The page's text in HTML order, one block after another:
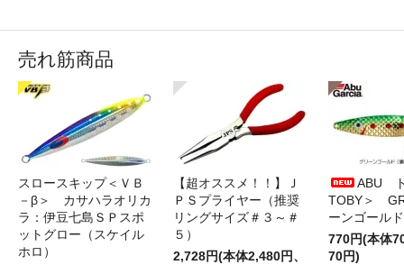
売れ筋商品
スロースキップ＜ＶＢ
－β＞ カサハラオリカ
ラ：伊豆七島ＳＰスポ
ットグロー（スケイル
ホロ）
【超オススメ！！】Ｊ
ＰＳプライヤー（推奨
リングサイズ＃３～＃
５）
2,728円(本体2,480円、
ABU
TOBY＞
ーンゴールド
770円(本体
70円)